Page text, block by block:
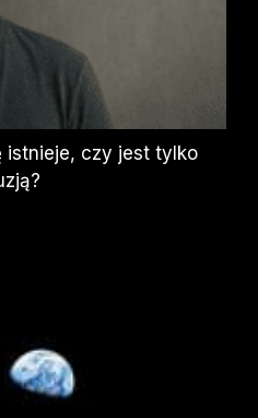
istnieje, czy jest tylko